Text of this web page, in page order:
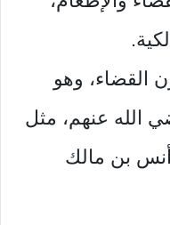
القضاء، وهو
الله عنهم، مثل
بن مالك